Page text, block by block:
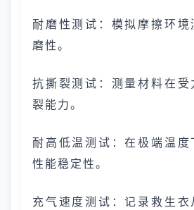
耐磨性测试：模拟摩擦环
磨性。
抗撕裂测试：测量材料在
裂能力。
耐高低温测试：在极端温度
性能稳定性。
充气速度测试：记录救生衣